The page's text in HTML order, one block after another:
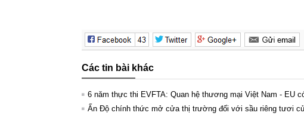
Các tin bài khác
6 năm thực thi EVFTA: Quan hệ thương mại Việt Nam - EU
Ấn Độ chính thức mở cửa thị trường đối với sầu riêng tươi